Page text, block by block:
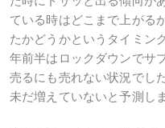
ている時はどこまで上がる
たかどうかというタイミン
年前半はロックダウンでサ
売るにも売れない状況でし
未だ増えていないと予測しま